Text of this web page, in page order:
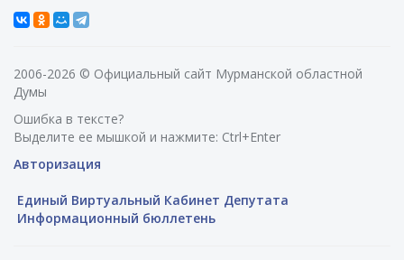
2006-2026 © Официальный сайт Мурманской областной
Думы
Ошибка в тексте?
Выделите ее мышкой и нажмите: Ctrl+Enter
Авторизация
Единый Виртуальный Кабинет Депутата
Информационный бюллетень